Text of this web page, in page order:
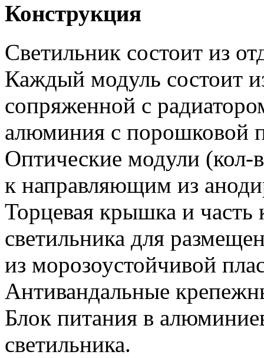
Конструкция
Светильник состоит из
Каждый модуль состоит
сопряженной с
алюминия с порошковой
Оптические модули (кол-
к направляющим из
Торцевая крышка и часть
светильника для
из морозоустойчивой
Антивандальные
Блок питания в
светильника.